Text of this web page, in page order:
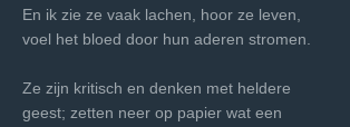
En ik zie ze vaak lachen, hoor ze leven,
voel het bloed door hun aderen stromen.
Ze zijn kritisch en denken met heldere
geest; zetten neer op papier wat een